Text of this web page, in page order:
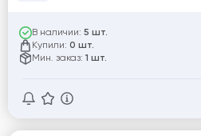
В наличии: 5 шт.
Купили: 0 шт.
Мин. заказ: 1 шт.